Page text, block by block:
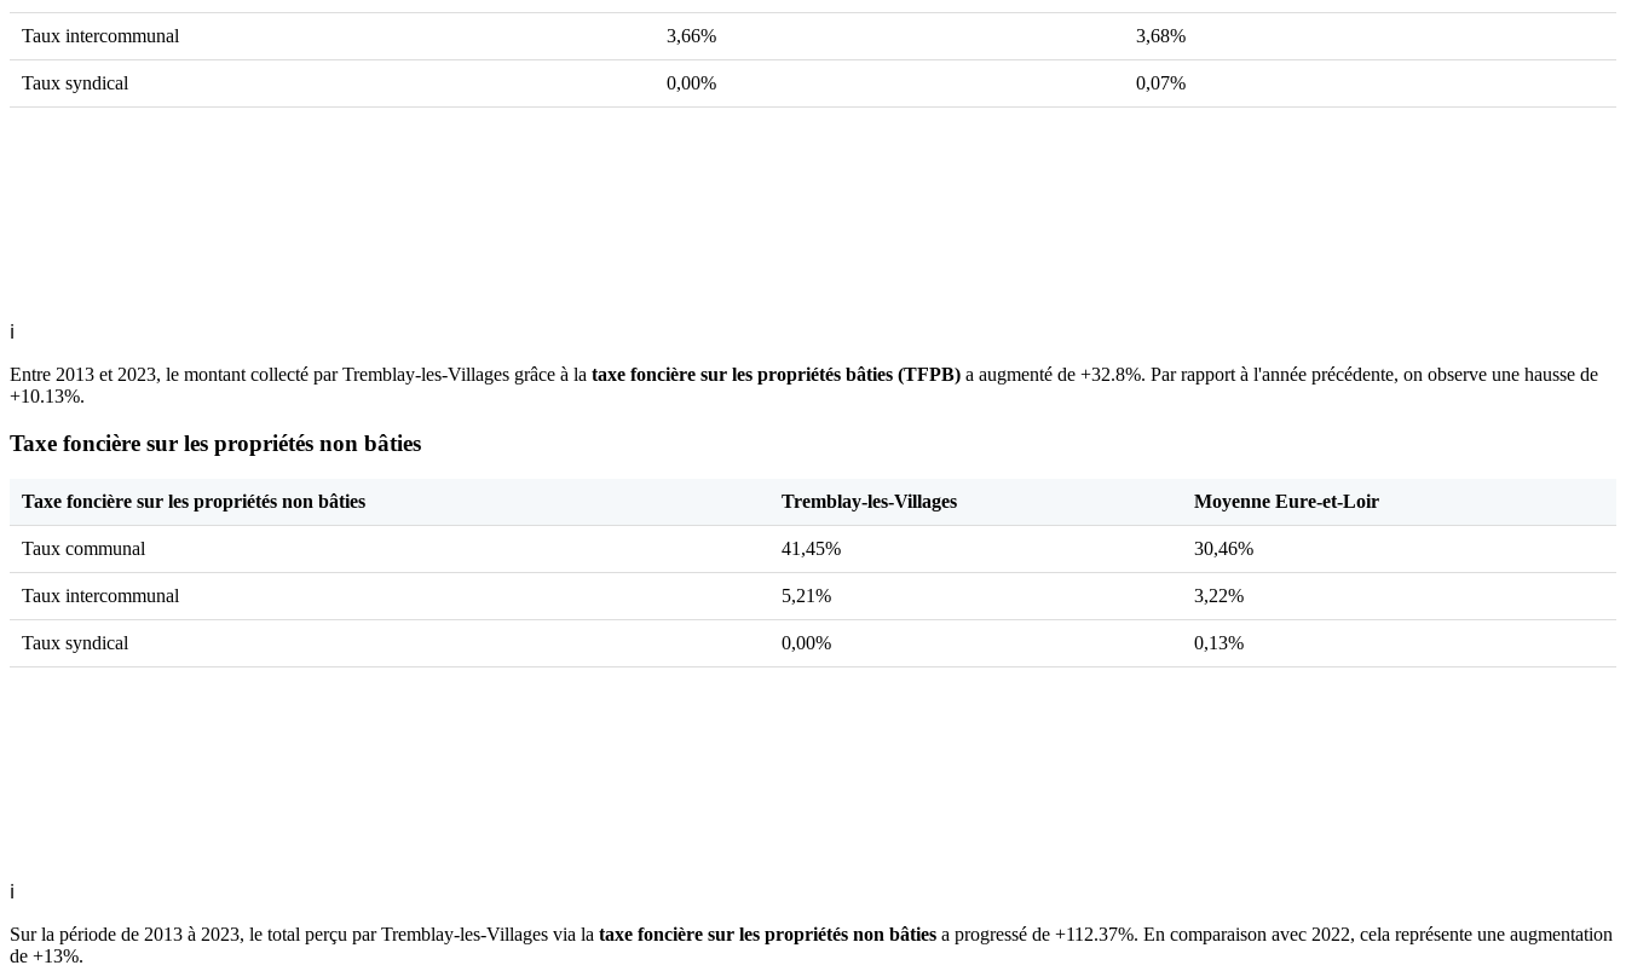
Taux intercommunal 3,66% 3,68%
Taux syndical 0,00% 0,07%
ℹ
Entre 2013 et 2023, le montant collecté par Tremblay-les-Villages grâce à la taxe foncière sur les propriétés bâties (TFPB) a augmenté de +32.8%. Par rapport à l'année précédente, on observe une hausse de
+10.13%.
Taxe foncière sur les propriétés non bâties
Taxe foncière sur les propriétés non bâties Tremblay-les-Villages Moyenne Eure-et-Loir
Taux communal 41,45% 30,46%
Taux intercommunal 5,21% 3,22%
Taux syndical 0,00% 0,13%
ℹ
Sur la période de 2013 à 2023, le total perçu par Tremblay-les-Villages via la taxe foncière sur les propriétés non bâties a progressé de +112.37%. En comparaison avec 2022, cela représente une augmentation
de +13%.